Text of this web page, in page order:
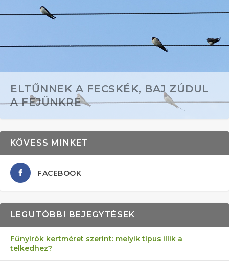
ELTŰNNEK A FECSKÉK, BAJ ZÚDUL
A FEJÜNKRE
KÖVESS MINKET
FACEBOOK
LEGUTÓBBI BEJEGYTÉSEK
Fűnyírók kertméret szerint: melyik típus illik a
telkedhez?